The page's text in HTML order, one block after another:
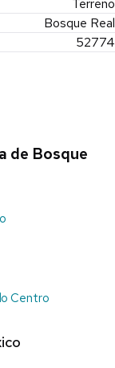
Terreno
Bosque Real
52774
de Bosque
Centro